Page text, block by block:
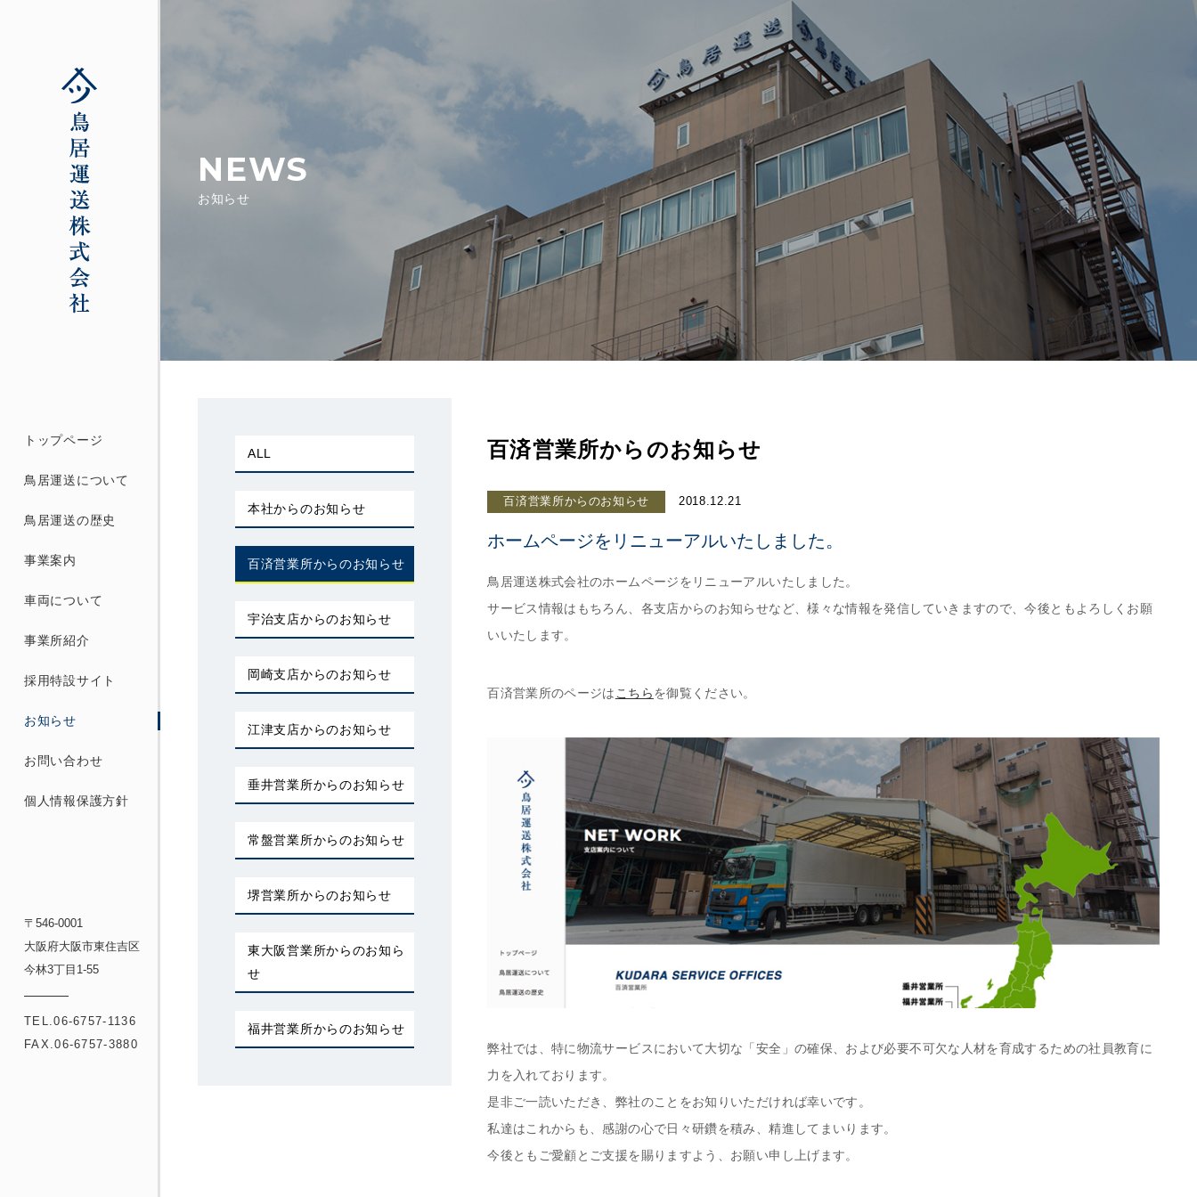
トップページ
鳥居運送について
鳥居運送の歴史
事業案内
車両について
事業所紹介
採用特設サイト
お知らせ
お問い合わせ
個人情報保護方針
〒546-0001
大阪府大阪市東住吉区
今林3丁目1-55
TEL.06-6757-1136
FAX.06-6757-3880
NEWS
お知らせ
ALL
本社からのお知らせ
百済営業所からのお知らせ
宇治支店からのお知らせ
岡崎支店からのお知らせ
江津支店からのお知らせ
垂井営業所からのお知らせ
常盤営業所からのお知らせ
堺営業所からのお知らせ
東大阪営業所からのお知ら
せ
福井営業所からのお知らせ
百済営業所からのお知らせ
百済営業所からのお知らせ 2018.12.21
ホームページをリニューアルいたしました。
鳥居運送株式会社のホームページをリニューアルいたしました。
サービス情報はもちろん、各支店からのお知らせなど、様々な情報を発信していきますので、今後ともよろしくお願
いいたします。
百済営業所のページはこちらを御覧ください。
弊社では、特に物流サービスにおいて大切な「安全」の確保、および必要不可欠な人材を育成するための社員教育に
力を入れております。
是非ご一読いただき、弊社のことをお知りいただければ幸いです。
私達はこれからも、感謝の心で日々研鑽を積み、精進してまいります。
今後ともご愛顧とご支援を賜りますよう、お願い申し上げます。